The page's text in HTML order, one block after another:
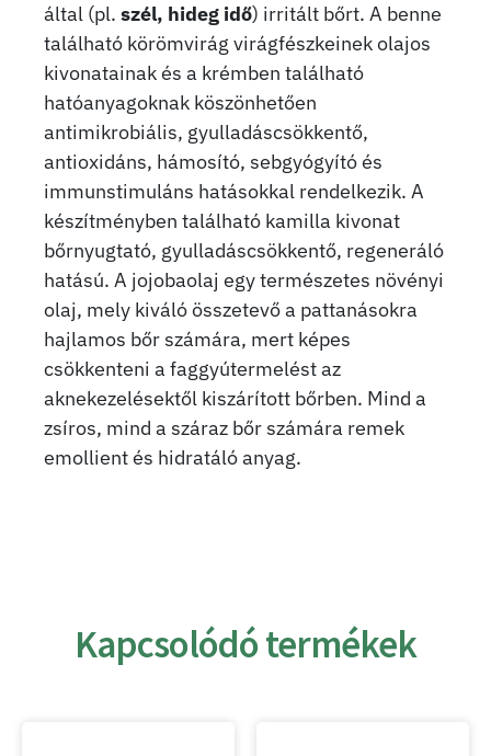
által (pl. szél, hideg idő) irritált bőrt. A benne
található körömvirág virágfészkeinek olajos
kivonatainak és a krémben található
hatóanyagoknak köszönhetően
antimikrobiális, gyulladáscsökkentő,
antioxidáns, hámosító, sebgyógyító és
immunstimuláns hatásokkal rendelkezik. A
készítményben található kamilla kivonat
bőrnyugtató, gyulladáscsökkentő, regeneráló
hatású. A jojobaolaj egy természetes növényi
olaj, mely kiváló összetevő a pattanásokra
hajlamos bőr számára, mert képes
csökkenteni a faggyútermelést az
aknekezelésektől kiszárított bőrben. Mind a
zsíros, mind a száraz bőr számára remek
emollient és hidratáló anyag.
Kapcsolódó termékek